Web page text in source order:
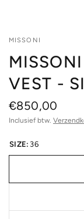
MISSONI
VEST -
€850,00
Inclusief btw.
SIZE: 36